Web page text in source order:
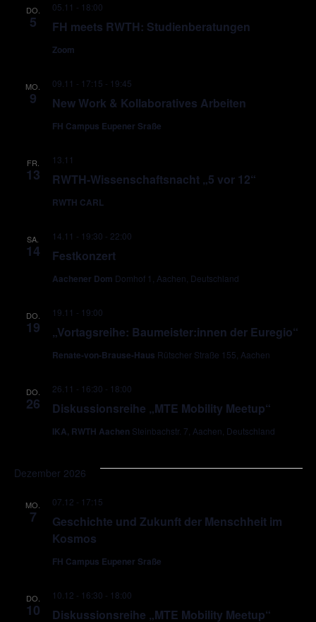
DO.
5 FH meets RWTH: Studienberatungen
05.11 - 18:00
Zoom
MO.
9 New Work & Kollaboratives Arbeiten
09.11 - 17:15 - 19:45
FH Campus Eupener Sraße
FR.
13 RWTH-Wissenschaftsnacht „5 vor 12“
13.11
RWTH CARL
SA.
14 Festkonzert
14.11 - 19:30 - 22:00
Aachener Dom Domhof 1, Aachen, Deutschland
DO.
19 „Vortagsreihe: Baumeister:innen der Euregio“
19.11 - 19:00
Renate-von-Brause-Haus Rütscher Straße 155, Aachen
DO.
26 Diskussionsreihe „MTE Mobility Meetup“
26.11 - 16:30 - 18:00
IKA, RWTH Aachen Steinbachstr. 7, Aachen, Deutschland
Dezember 2026
MO.
7
Geschichte und Zukunft der Menschheit im
Kosmos
07.12 - 17:15
FH Campus Eupener Sraße
DO.
10 Diskussionsreihe „MTE Mobility Meetup“
10.12 - 16:30 - 18:00